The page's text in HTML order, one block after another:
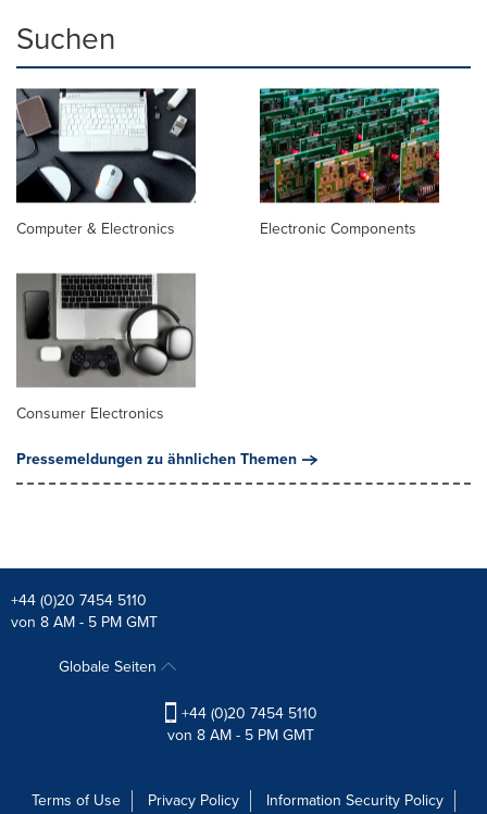
Suchen
Computer & Electronics Electronic Components
Consumer Electronics
Pressemeldungen zu ähnlichen Themen
+44 (0)20 7454 5110
von 8 AM - 5 PM GMT
Globale Seiten
+44 (0)20 7454 5110
von 8 AM - 5 PM GMT
Terms of Use Privacy Policy Information Security Policy